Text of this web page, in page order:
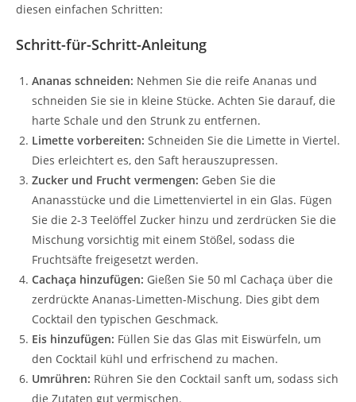
diesen einfachen Schritten:
Schritt-für-Schritt-Anleitung
Ananas schneiden: Nehmen Sie die reife Ananas und
schneiden Sie sie in kleine Stücke. Achten Sie darauf, die
harte Schale und den Strunk zu entfernen.
Limette vorbereiten: Schneiden Sie die Limette in Viertel.
Dies erleichtert es, den Saft herauszupressen.
Zucker und Frucht vermengen: Geben Sie die
Ananasstücke und die Limettenviertel in ein Glas. Fügen
Sie die 2-3 Teelöffel Zucker hinzu und zerdrücken Sie die
Mischung vorsichtig mit einem Stößel, sodass die
Fruchtsäfte freigesetzt werden.
Cachaça hinzufügen: Gießen Sie 50 ml Cachaça über die
zerdrückte Ananas-Limetten-Mischung. Dies gibt dem
Cocktail den typischen Geschmack.
Eis hinzufügen: Füllen Sie das Glas mit Eiswürfeln, um
den Cocktail kühl und erfrischend zu machen.
Umrühren: Rühren Sie den Cocktail sanft um, sodass sich
die Zutaten gut vermischen.